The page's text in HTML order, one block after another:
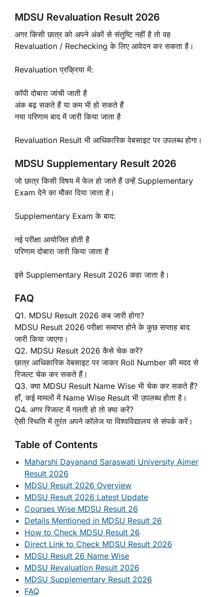
MDSU Revaluation Result 2026
अगर किसी छात्र को अपने अंकों से संतुष्टि नहीं है तो वह
Revaluation / Rechecking के लिए आवेदन कर सकता है।
Revaluation प्रक्रिया में:
कॉपी दोबारा जांची जाती है
अंक बढ़ सकते हैं या कम भी हो सकते हैं
नया परिणाम बाद में जारी किया जाता है
Revaluation Result भी आधिकारिक वेबसाइट पर उपलब्ध होगा।
MDSU Supplementary Result 2026
जो छात्र किसी विषय में फेल हो जाते हैं उन्हें Supplementary
Exam देने का मौका दिया जाता है।
Supplementary Exam के बाद:
नई परीक्षा आयोजित होती है
परिणाम दोबारा जारी किया जाता है
इसे Supplementary Result 2026 कहा जाता है।
FAQ
Q1. MDSU Result 2026 कब जारी होगा?
MDSU Result 2026 परीक्षा समाप्त होने के कुछ सप्ताह बाद
जारी किया जाएगा।
Q2. MDSU Result 2026 कैसे चेक करें?
छात्र आधिकारिक वेबसाइट पर जाकर Roll Number की मदद से
रिजल्ट चेक कर सकते हैं।
Q3. क्या MDSU Result Name Wise भी चेक कर सकते हैं?
हाँ, कई मामलों में Name Wise Result भी उपलब्ध होता है।
Q4. अगर रिजल्ट में गलती हो तो क्या करें?
ऐसी स्थिति में तुरंत अपने कॉलेज या विश्वविद्यालय से संपर्क करें।
Table of Contents
Maharshi Dayanand Saraswati University Ajmer
Result 2026
MDSU Result 2026 Overview
MDSU Result 2026 Latest Update
Courses Wise MDSU Result 26
Details Mentioned in MDSU Result 26
How to Check MDSU Result 26
Direct Link to Check MDSU Result 2026
MDSU Result 26 Name Wise
MDSU Revaluation Result 2026
MDSU Supplementary Result 2026
FAQ